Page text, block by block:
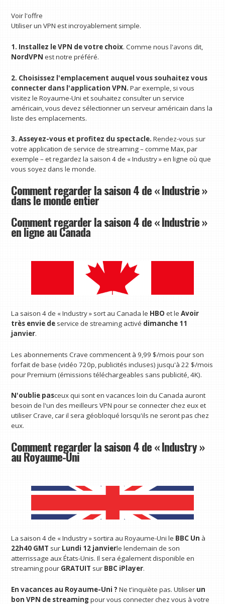
Voir l'offre
Utiliser un VPN est incroyablement simple.
1. Installez le VPN de votre choix. Comme nous l'avons dit,
NordVPN est notre préféré.
2. Choisissez l'emplacement auquel vous souhaitez vous
connecter dans l'application VPN.Par exemple, si vous
visitez le Royaume-Uni et souhaitez consulter un service
américain, vous devez sélectionner un serveur américain dans la
liste des emplacements.
3. Asseyez-vous et profitez du spectacle.Rendez-vous sur
votre application de service de streaming – comme Max, par
exemple – et regardez la saison 4 de « Industry » en ligne où que
vous soyez dans le monde.
Comment regarder la saison 4 de « Industrie »
dans le monde entier
Comment regarder la saison 4 de « Industrie »
en ligne au Canada
La saison 4 de « Industry » sort au Canada le HBO et leAvoir
très envie de service de streaming activé dimanche 11
janvier.
Les abonnements Crave commencent à 9,99 $/mois pour son
forfait de base (vidéo 720p, publicités incluses) jusqu'à 22 $/mois
pour Premium (émissions téléchargeables sans publicité, 4K).
N'oublie pasceux qui sont en vacances loin du Canada auront
besoin de l'un des meilleurs VPN pour se connecter chez eux et
utiliser Crave, car il sera géobloqué lorsqu'ils ne seront pas chez
eux.
Comment regarder la saison 4 de « Industry »
au Royaume-Uni
La saison 4 de « Industry » sortira au Royaume-Uni le BBC Un à
22h40 GMT sur Lundi 12 janvierle lendemain de son
atterrissage aux États-Unis. Il sera également disponible en
streaming pour GRATUIT sur BBC iPlayer.
En vacances au Royaume-Uni ? Ne t'inquiète pas. Utiliser un
bon VPN de streaming pour vous connecter chez vous à votre